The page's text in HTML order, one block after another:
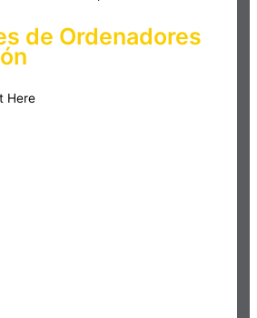
de Ordenadores
Here